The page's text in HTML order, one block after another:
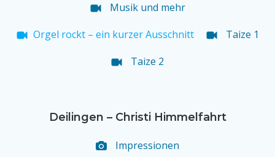
Musik und mehr
Orgel rockt – ein kurzer Ausschnitt
Taize 1
Taize 2
Deilingen – Christi Himmelfahrt
Impressionen